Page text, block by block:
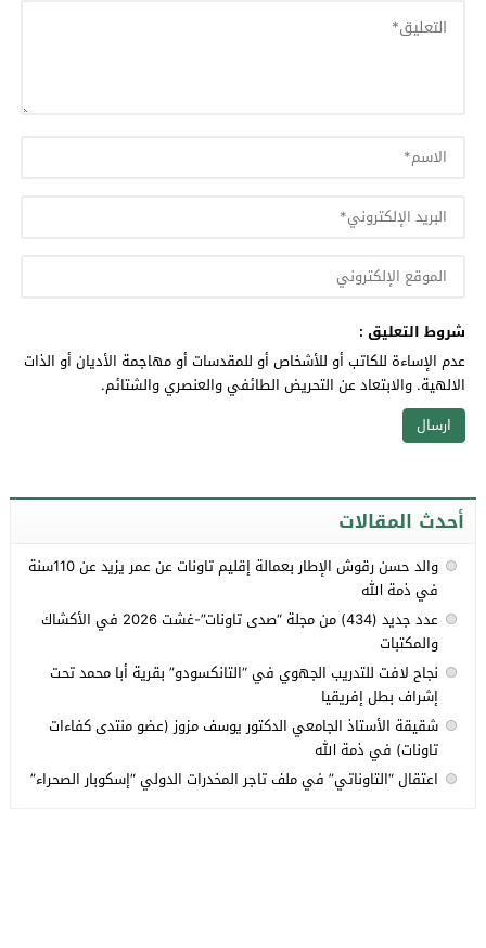
شروط التعليق :
عدم الإساءة للكاتب أو للأشخاص أو للمقدسات أو مهاجمة الأديان أو الذات
الالهية. والابتعاد عن التحريض الطائفي والعنصري والشتائم.
أحدث المقالات
والد حسن رقوش الإطار بعمالة إقليم تاونات عن عمر يزيد عن 110سنة
في ذمة الله
عدد جديد (434) من مجلة “صدى تاونات”-غشت 2026 في الأكشاك
والمكتبات
نجاح لافت للتدريب الجهوي في “التانكسودو” بقرية أبا محمد تحت
إشراف بطل إفريقيا
شقيقة الأستاذ الجامعي الدكتور يوسف مزوز (عضو منتدى كفاءات
تاونات) في ذمة الله
اعتقال “التاوناتي” في ملف تاجر المخدرات الدولي “إسكوبار الصحراء”